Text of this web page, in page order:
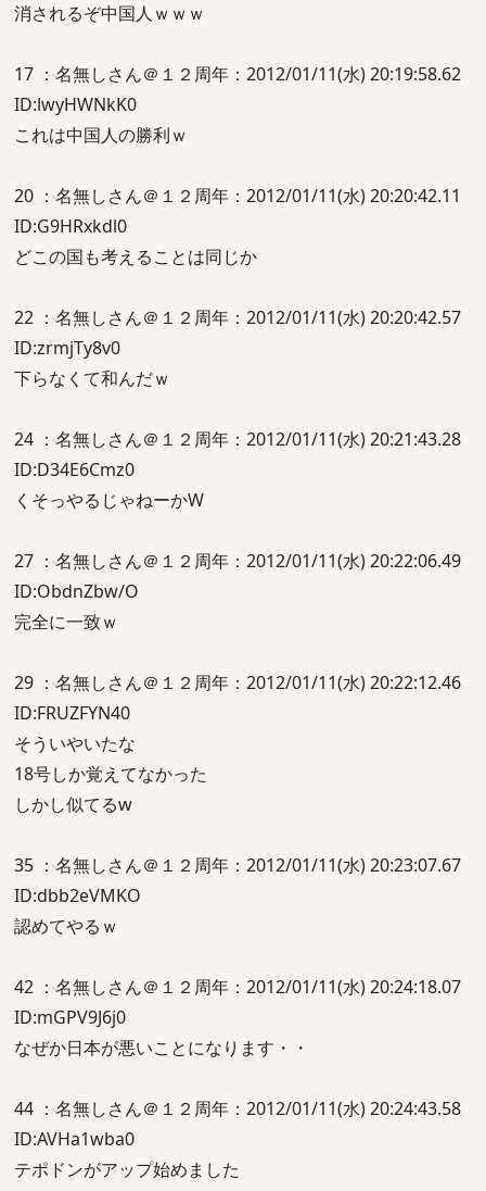
消されるぞ中国人ｗｗｗ
17 ：名無しさん＠１２周年：2012/01/11(水) 20:19:58.62
ID:lwyHWNkK0
これは中国人の勝利ｗ
20 ：名無しさん＠１２周年：2012/01/11(水) 20:20:42.11
ID:G9HRxkdl0
どこの国も考えることは同じか
22 ：名無しさん＠１２周年：2012/01/11(水) 20:20:42.57
ID:zrmjTy8v0
下らなくて和んだｗ
24 ：名無しさん＠１２周年：2012/01/11(水) 20:21:43.28
ID:D34E6Cmz0
くそっやるじゃねーかW
27 ：名無しさん＠１２周年：2012/01/11(水) 20:22:06.49
ID:ObdnZbw/O
完全に一致ｗ
29 ：名無しさん＠１２周年：2012/01/11(水) 20:22:12.46
ID:FRUZFYN40
そういやいたな
18号しか覚えてなかった
しかし似てるw
35 ：名無しさん＠１２周年：2012/01/11(水) 20:23:07.67
ID:dbb2eVMKO
認めてやるｗ
42 ：名無しさん＠１２周年：2012/01/11(水) 20:24:18.07
ID:mGPV9J6j0
なぜか日本が悪いことになります・・
44 ：名無しさん＠１２周年：2012/01/11(水) 20:24:43.58
ID:AVHa1wba0
テポドンがアップ始めました